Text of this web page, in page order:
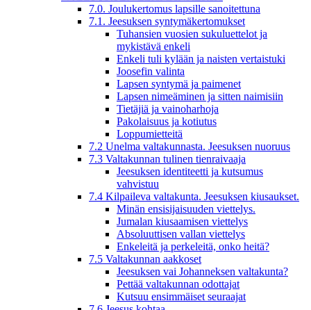
7.0. Joulukertomus lapsille sanoitettuna
7.1. Jeesuksen syntymäkertomukset
Tuhansien vuosien sukuluettelot ja
mykistävä enkeli
Enkeli tuli kylään ja naisten vertaistuki
Joosefin valinta
Lapsen syntymä ja paimenet
Lapsen nimeäminen ja sitten naimisiin
Tietäjiä ja vainoharhoja
Pakolaisuus ja kotiutus
Loppumietteitä
7.2 Unelma valtakunnasta. Jeesuksen nuoruus
7.3 Valtakunnan tulinen tienraivaaja
Jeesuksen identiteetti ja kutsumus
vahvistuu
7.4 Kilpaileva valtakunta. Jeesuksen kiusaukset.
Minän ensisijaisuuden viettelys.
Jumalan kiusaamisen viettelys
Absoluuttisen vallan viettelys
Enkeleitä ja perkeleitä, onko heitä?
7.5 Valtakunnan aakkoset
Jeesuksen vai Johanneksen valtakunta?
Pettää valtakunnan odottajat
Kutsuu ensimmäiset seuraajat